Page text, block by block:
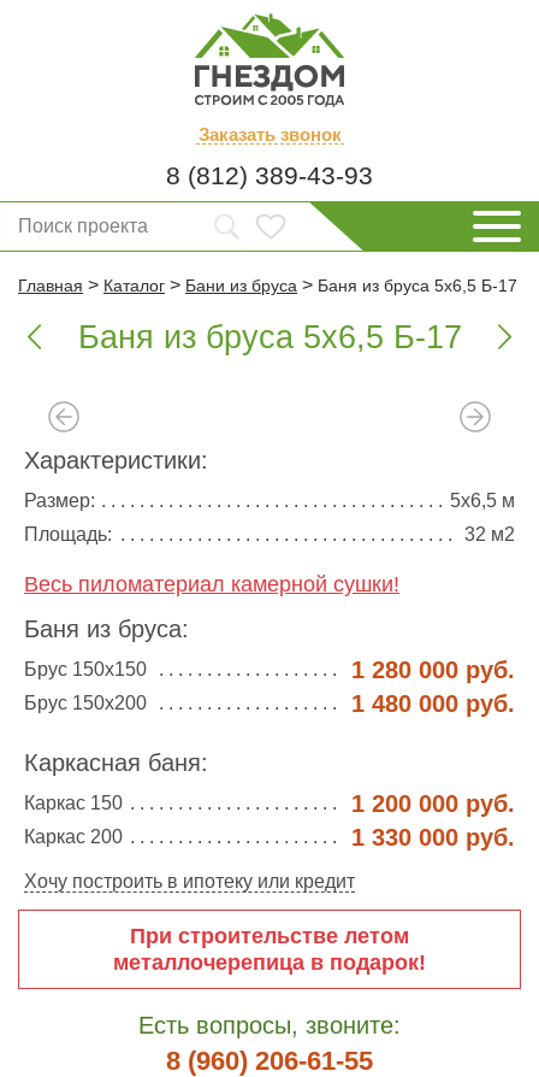
Заказать звонок
8 (812) 389-43-93
Главная > Каталог > Бани из бруса > Баня из бруса 5х6,5 Б-17
 Баня из бруса 5х6,5 Б-17 
Характеристики:
Размер:
5х6,5 м
Площадь:
32 м2
Весь пиломатериал камерной сушки!
Баня из бруса:
Брус 150х150 1 280 000 руб.
Брус 150х200 1 480 000 руб.
Каркасная баня:
Каркас 150 1 200 000 руб.
Каркас 200 1 330 000 руб.
Хочу построить в ипотеку или кредит
При строительстве летом
металлочерепица в подарок!
Есть вопросы, звоните:
8 (960) 206-61-55